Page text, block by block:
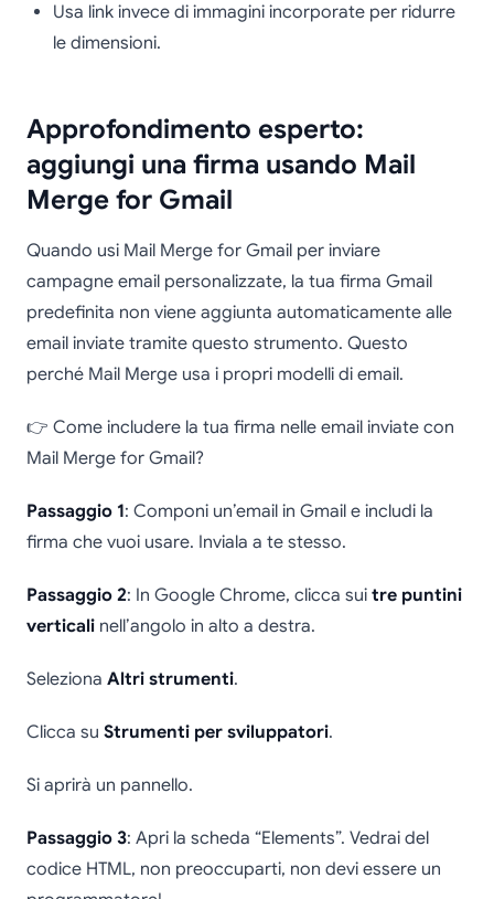
Usa link invece di immagini incorporate per ridurre
le dimensioni.
Approfondimento esperto:
aggiungi una firma usando Mail
Merge for Gmail
Quando usi Mail Merge for Gmail per inviare
campagne email personalizzate, la tua firma Gmail
predefinita non viene aggiunta automaticamente alle
email inviate tramite questo strumento. Questo
perché Mail Merge usa i propri modelli di email.
👉 Come includere la tua firma nelle email inviate con
Mail Merge for Gmail?
Passaggio 1: Componi un’email in Gmail e includi la
firma che vuoi usare. Inviala a te stesso.
Passaggio 2: In Google Chrome, clicca sui tre puntini
verticali nell’angolo in alto a destra.
Seleziona Altri strumenti.
Clicca su Strumenti per sviluppatori.
Si aprirà un pannello.
Passaggio 3: Apri la scheda “Elements”. Vedrai del
codice HTML, non preoccuparti, non devi essere un